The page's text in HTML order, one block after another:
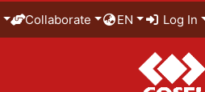
Collaborate EN Log In